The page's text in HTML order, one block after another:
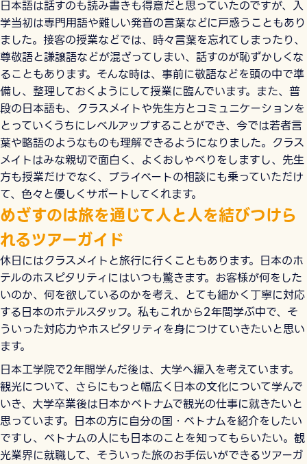
日本語は話すのも読み書きも得意だと思っていたのですが、入
学当初は専門用語や難しい発音の言葉などに戸惑うこともあり
ました。接客の授業などでは、時々言葉を忘れてしまったり、
尊敬語と謙譲語などが混ざってしまい、話すのが恥ずかしくな
ることもあります。そんな時は、事前に敬語などを頭の中で準
備し、整理しておくようにして授業に臨んでいます。また、普
段の日本語も、クラスメイトや先生方とコミュニケーションを
とっていくうちにレベルアップすることができ、今では若者言
葉や略語のようなものも理解できるようになりました。クラス
メイトはみな親切で面白く、よくおしゃべりをしますし、先生
方も授業だけでなく、プライベートの相談にも乗っていただけ
て、色々と優しくサポートしてくれます。
めざすのは旅を通じて人と人を結びつけら
れるツアーガイド
休日にはクラスメイトと旅行に行くこともあります。日本のホ
テルのホスピタリティにはいつも驚きます。お客様が何をした
いのか、何を欲しているのかを考え、とても細かく丁寧に対応
する日本のホテルスタッフ。私もこれから2年間学ぶ中で、そ
ういった対応力やホスピタリティを身につけていきたいと思い
ます。
日本工学院で2年間学んだ後は、大学へ編入を考えています。
観光について、さらにもっと幅広く日本の文化について学んで
いき、大学卒業後は日本かベトナムで観光の仕事に就きたいと
思っています。日本の方に自分の国・ベトナムを紹介をしたい
ですし、ベトナムの人にも日本のことを知ってもらいたい。観
光業界に就職して、そういった旅のお手伝いができるツアーガ